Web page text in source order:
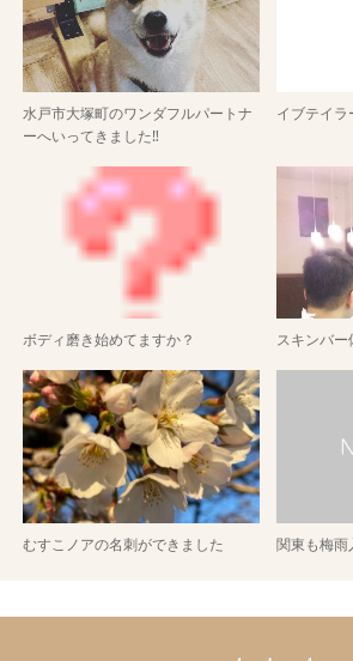
水戸市大塚町のワンダフルパートナ
ーへいってきました‼
イブテイ
ボディ磨き始めてますか？ スキンバー
むすこノアの名刺ができました 関東も梅雨